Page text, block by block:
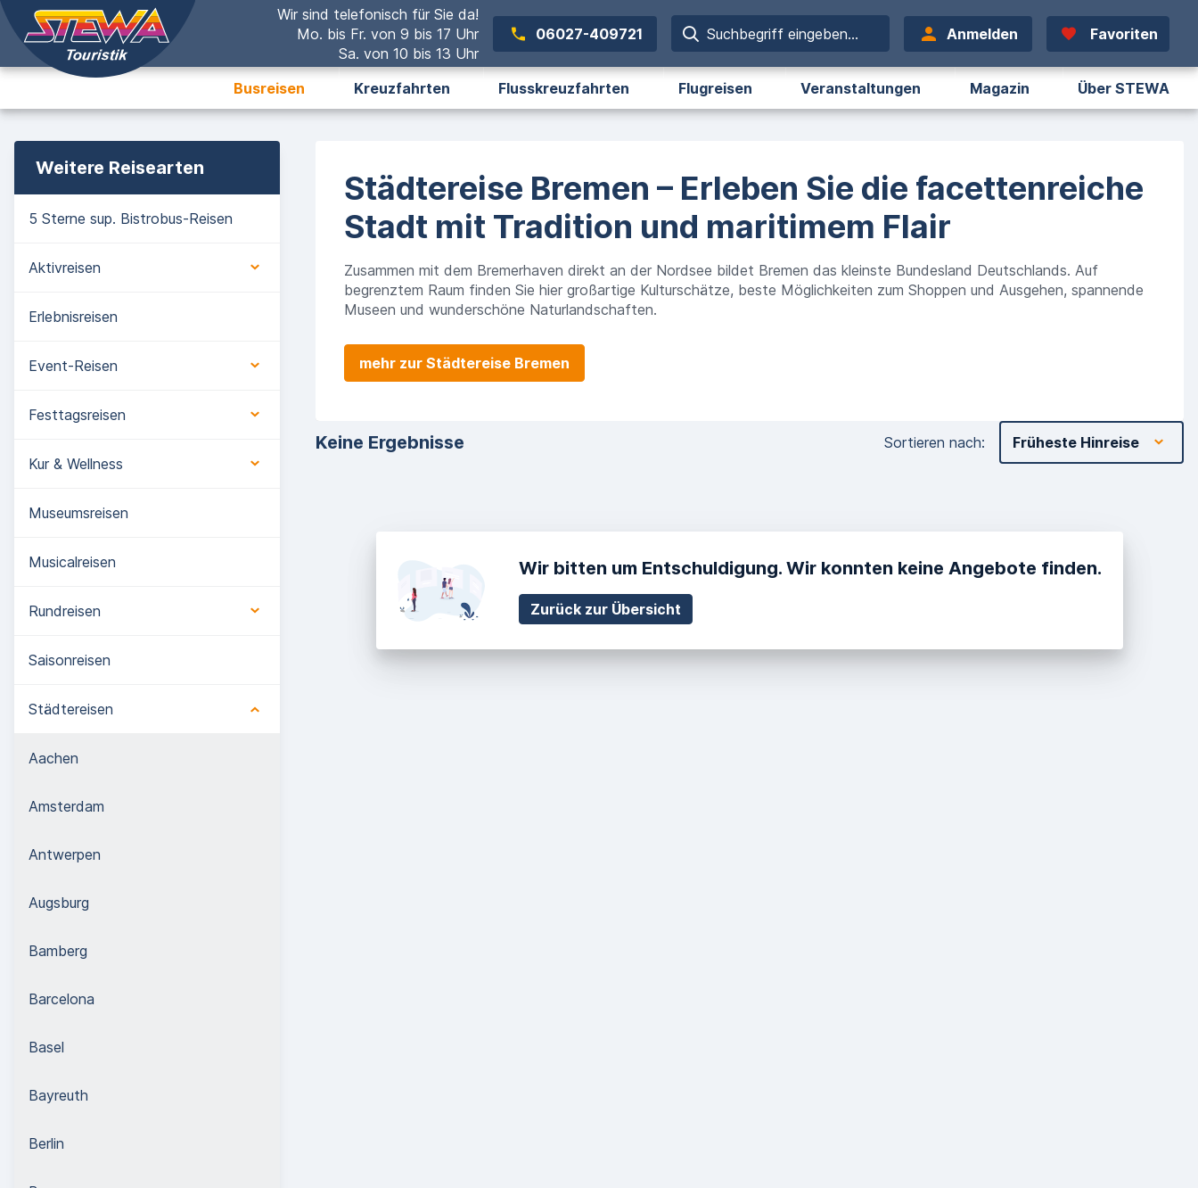
Wir sind telefonisch für Sie da!
Mo. bis Fr. von 9 bis 17 Uhr
Sa. von 10 bis 13 Uhr
06027-409721 Suchbegriff eingeben... Anmelden Favoriten
Busreisen Kreuzfahrten Flusskreuzfahrten Flugreisen Veranstaltungen Magazin Über STEWA
Weitere Reisearten
5 Sterne sup. Bistrobus-Reisen
Aktivreisen
Erlebnisreisen
Event-Reisen
Festtagsreisen
Kur & Wellness
Museumsreisen
Musicalreisen
Rundreisen
Saisonreisen
Städtereisen
Aachen
Amsterdam
Antwerpen
Augsburg
Bamberg
Barcelona
Basel
Bayreuth
Berlin
Städtereise Bremen – Erleben Sie die facettenreiche
Stadt mit Tradition und maritimem Flair
Zusammen mit dem Bremerhaven direkt an der Nordsee bildet Bremen das kleinste Bundesland Deutschlands. Auf
begrenztem Raum finden Sie hier großartige Kulturschätze, beste Möglichkeiten zum Shoppen und Ausgehen, spannende
Museen und wunderschöne Naturlandschaften.
mehr zur Städtereise Bremen
Keine Ergebnisse Sortieren nach: Früheste Hinreise
Wir bitten um Entschuldigung. Wir konnten keine Angebote finden.
Zurück zur Übersicht